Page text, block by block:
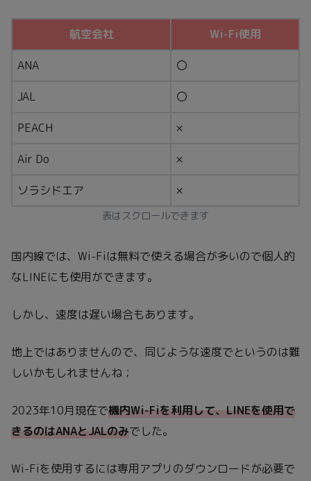
航空会社 Wi-Fi使用
ANA 〇
JAL 〇
PEACH ×
Air Do ×
ソラシドエア ×
表はスクロールできます
国内線では、Wi-Fiは無料で使える場合が多いので個人的
なLINEにも使用ができます。
しかし、速度は遅い場合もあります。
地上ではありませんので、同じような速度でというのは難
しいかもしれませんね；
2023年10月現在で機内Wi-Fiを利用して、LINEを使用で
きるのはANAとJALのみでした。
Wi-Fiを使用するには専用アプリのダウンロードが必要で